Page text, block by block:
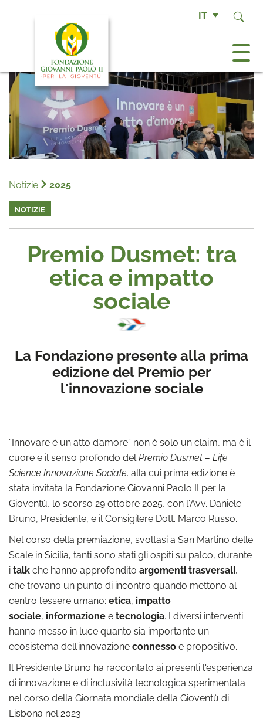
IT
Notizie 2025
NOTIZIE
Premio Dusmet: tra
etica e impatto
sociale
La Fondazione presente alla prima
edizione del Premio per
l'innovazione sociale
“Innovare è un atto d’amore” non è solo un claim, ma è il
cuore e il senso profondo del Premio Dusmet – Life
Science Innovazione Sociale, alla cui prima edizione è
stata invitata la Fondazione Giovanni Paolo II per la
Gioventù, lo scorso 29 ottobre 2025, con l'Avv. Daniele
Bruno, Presidente, e il Consigilere Dott. Marco Russo.
Nel corso della premiazione, svoltasi a San Martino delle
Scale in Sicilia, tanti sono stati gli ospiti su palco, durante
italkche hanno approfondito argomenti trasversali,
che trovano un punto di incontro quando mettono al
centro l’essere umano: etica, impatto
sociale, informazioneetecnologia. I diversi interventi
hanno messo in luce quanto sia importante un
ecosistema dell’innovazioneconnessoe propositivo.
Il Presidente Bruno ha raccontato ai presenti l'esperienza
di innovazione e di inclusività tecnologica sperimentata
nel corso della Giornata mondiale della Gioventù di
Lisbona nel 2023.